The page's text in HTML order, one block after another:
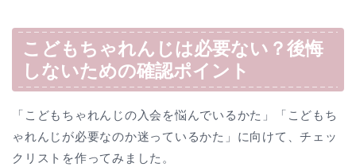
こどもちゃれんじは必要ない？後悔
しないための確認ポイント
「こどもちゃれんじの入会を悩んでいるかた」「こどもち
ゃれんじが必要なのか迷っているかた」に向けて、チェッ
クリストを作ってみました。